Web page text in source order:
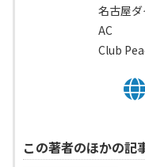
名古屋
AC
Club
この著者のほかの記